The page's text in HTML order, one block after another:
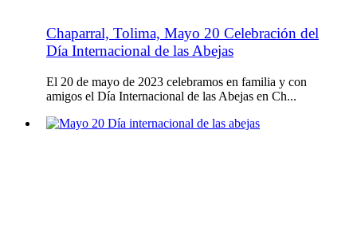
Chaparral, Tolima, Mayo 20 Celebración del
Día Internacional de las Abejas
El 20 de mayo de 2023 celebramos en familia y con
amigos el Día Internacional de las Abejas en Ch...